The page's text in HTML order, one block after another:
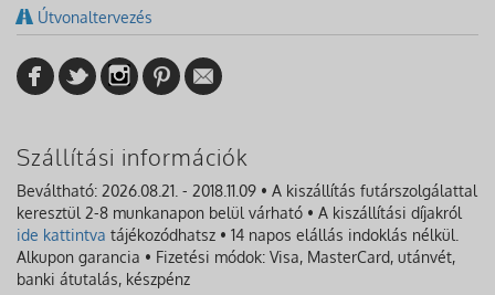
Útvonaltervezés
Szállítási információk
Beváltható: 2026.08.21. - 2018.11.09 • A kiszállítás futárszolgálattal
keresztül 2-8 munkanapon belül várható • A kiszállítási díjakról
ide kattintva tájékozódhatsz • 14 napos elállás indoklás nélkül.
Alkupon garancia • Fizetési módok: Visa, MasterCard, utánvét,
banki átutalás, készpénz